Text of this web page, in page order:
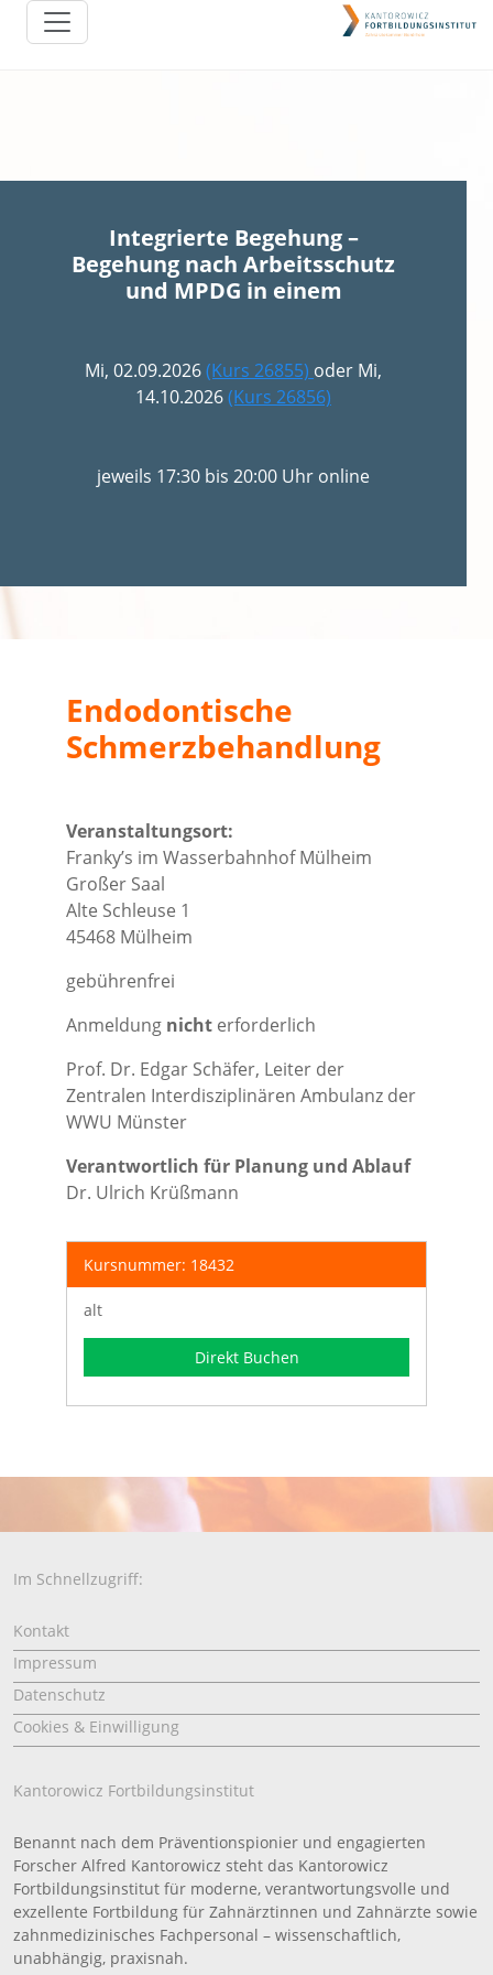
Integrierte Begehung –
Begehung nach Arbeitsschutz
und MPDG in einem
Mi, 02.09.2026(Kurs 26855) oder Mi,
14.10.2026(Kurs 26856)
jeweils 17:30 bis 20:00 Uhr online
Endodontische
Schmerzbehandlung
Veranstaltungsort:
Franky’s im Wasserbahnhof Mülheim
Großer Saal
Alte Schleuse 1
45468 Mülheim
gebührenfrei
Anmeldung nicht erforderlich
Prof. Dr. Edgar Schäfer, Leiter der
Zentralen Interdisziplinären Ambulanz der
WWU Münster
Verantwortlich für Planung und Ablauf
Dr. Ulrich Krüßmann
Kursnummer: 18432
alt
Direkt Buchen
Im Schnellzugriff:
Kontakt
Impressum
Datenschutz
Cookies & Einwilligung
Kantorowicz Fortbildungsinstitut
Benannt nach dem Präventionspionier und engagierten
Forscher Alfred Kantorowicz steht das Kantorowicz
Fortbildungsinstitut für moderne, verantwortungsvolle und
exzellente Fortbildung für Zahnärztinnen und Zahnärzte sowie
zahnmedizinisches Fachpersonal – wissenschaftlich,
unabhängig, praxisnah.